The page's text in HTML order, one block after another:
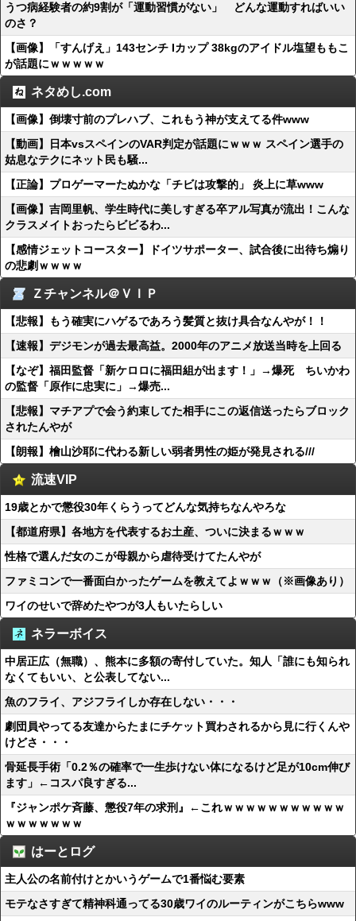
うつ病経験者の約9割が「運動習慣がない」 どんな運動すればいい
のさ？
【画像】「すんげえ」143センチ Iカップ 38kgのアイドル塩望ももこ
が話題にｗｗｗｗｗ
ネタめし.com
【画像】倒壊寸前のプレハブ、これもう神が支えてる件www
【動画】日本vsスペインのVAR判定が話題にｗｗｗ スペイン選手の
姑息なテクにネット民も騒...
【正論】プロゲーマーたぬかな「チビは攻撃的」 炎上に草www
【画像】吉岡里帆、学生時代に美しすぎる卒アル写真が流出！こんな
クラスメイトおったらビビるわ...
【感情ジェットコースター】ドイツサポーター、試合後に出待ち煽り
の悲劇ｗｗｗｗ
Ｚチャンネル＠ＶＩＰ
【悲報】もう確実にハゲるであろう髪質と抜け具合なんやが！！
【速報】デジモンが過去最高益。2000年のアニメ放送当時を上回る
【なぞ】福田監督「新ケロロに福田組が出ます！」→爆死 ちいかわ
の監督「原作に忠実に」→爆売...
【悲報】マチアプで会う約束してた相手にこの返信送ったらブロック
されたんやが
【朗報】檜山沙耶に代わる新しい弱者男性の姫が発見される///
流速VIP
19歳とかで懲役30年くらうってどんな気持ちなんやろな
【都道府県】各地方を代表するお土産、ついに決まるｗｗｗ
性格で選んだ女のこが母親から虐待受けてたんやが
ファミコンで一番面白かったゲームを教えてよｗｗｗ（※画像あり）
ワイのせいで辞めたやつが3人もいたらしい
ネラーボイス
中居正広（無職）、熊本に多額の寄付していた。知人「誰にも知られ
なくてもいい、と公表してない...
魚のフライ、アジフライしか存在しない・・・
劇団員やってる友達からたまにチケット買わされるから見に行くんや
けどさ・・・
骨延長手術「0.2％の確率で一生歩けない体になるけど足が10cm伸び
ます」←コスパ良すぎる...
『ジャンポケ斉藤、懲役7年の求刑』←これｗｗｗｗｗｗｗｗｗｗｗ
ｗｗｗｗｗｗｗ
はーとログ
主人公の名前付けとかいうゲームで1番悩む要素
モテなさすぎて精神科通ってる30歳ワイのルーティンがこちらwww